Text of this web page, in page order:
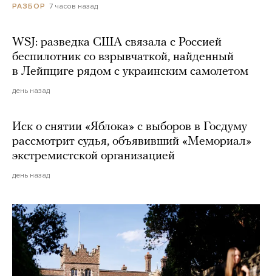
РАЗБОР 7 часов назад
WSJ: разведка США связала с Россией
беспилотник со взрывчаткой, найденный
в Лейпциге рядом с украинским самолетом
день назад
Иск о снятии «Яблока» с выборов в Госдуму
рассмотрит судья, объявивший «Мемориал»
экстремистской организацией
день назад